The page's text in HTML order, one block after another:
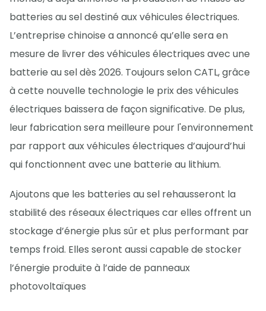
batteries au sel destiné aux véhicules électriques.
L’entreprise chinoise a annoncé qu’elle sera en
mesure de livrer des véhicules électriques avec une
batterie au sel dès 2026. Toujours selon CATL, grâce
à cette nouvelle technologie le prix des véhicules
électriques baissera de façon significative. De plus,
leur fabrication sera meilleure pour l'environnement
par rapport aux véhicules électriques d’aujourd’hui
qui fonctionnent avec une batterie au lithium.
Ajoutons que les batteries au sel rehausseront la
stabilité des réseaux électriques car elles offrent un
stockage d’énergie plus sûr et plus performant par
temps froid. Elles seront aussi capable de stocker
l’énergie produite à l’aide de panneaux
photovoltaïques